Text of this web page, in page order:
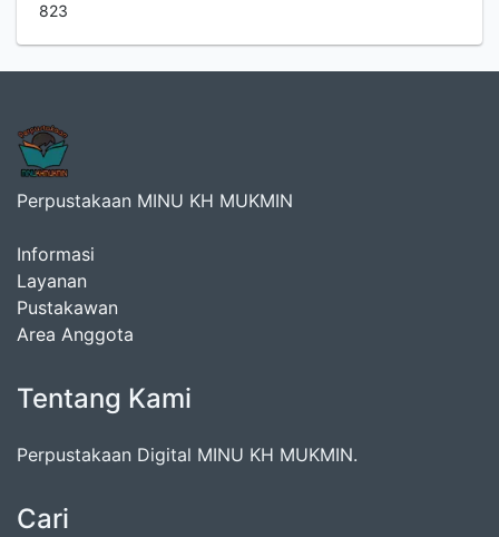
823
Perpustakaan MINU KH MUKMIN
Informasi
Layanan
Pustakawan
Area Anggota
Tentang Kami
Perpustakaan Digital MINU KH MUKMIN.
Cari